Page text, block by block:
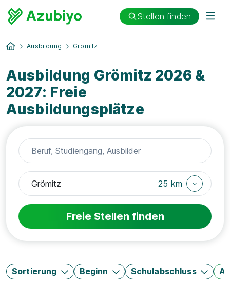
Stellen finden
Ausbildung Grömitz
Ausbildung Grömitz 2026 &
2027: Freie
Ausbildungsplätze
25 km
Freie Stellen finden
Sortierung Beginn Schulabschluss